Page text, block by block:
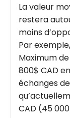
La valeur
restera
moins
Par
Maximum
800$ CAD
échanges
CAD (45